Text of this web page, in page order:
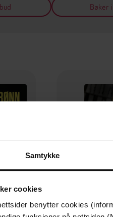
Samtykke
cookies
benytter cookies
Bøker